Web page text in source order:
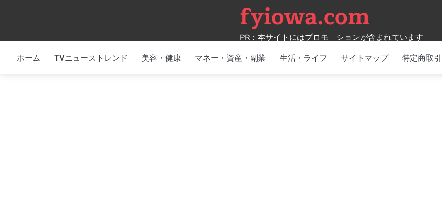
fyiowa.com
PR：本サイトにはプロモーションが含まれています
ホーム TVニューストレンド 美容・健康 マネー・資産・副業 生活・ライフ サイトマップ 特定商取